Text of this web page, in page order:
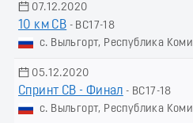
07.12.2020
10 км СВ - ВС17-18
с. Выльгорт, Республика Коми
05.12.2020
Спринт СВ - Финал - ВС17-18
с. Выльгорт, Республика Коми